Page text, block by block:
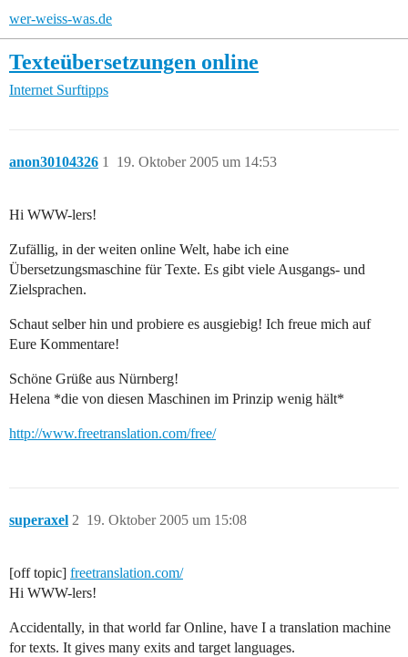
wer-weiss-was.de
Texteübersetzungen online
Internet Surftipps
anon30104326 19. Oktober 2005 um 14:53
1
Hi WWW-lers!
Zufällig, in der weiten online Welt, habe ich eine
Übersetzungsmaschine für Texte. Es gibt viele Ausgangs- und
Zielsprachen.
Schaut selber hin und probiere es ausgiebig! Ich freue mich auf
Eure Kommentare!
Schöne Grüße aus Nürnberg!
Helena *die von diesen Maschinen im Prinzip wenig hält*
http://www.freetranslation.com/free/
superaxel 19. Oktober 2005 um 15:08
2
[off topic] freetranslation.com/
Hi WWW-lers!
Accidentally, in that world far Online, have I a translation machine
for texts. It gives many exits and target languages.